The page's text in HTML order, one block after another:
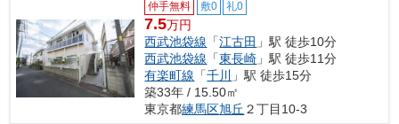
仲手無料 敷0 礼0
7.5万円
西武池袋線 「江古田 」駅 徒歩10分
西武池袋線 「東長崎 」駅 徒歩11分
有楽町線 「千川
」駅 徒歩15分
築33年 / 15.50㎡
東京都練馬区旭丘 ２丁目10-3